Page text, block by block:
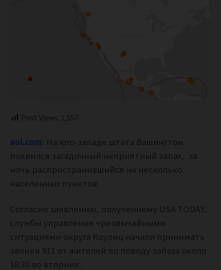
Post Views: 1,557
aol.com: На юго-западе штата Вашингтон
появился загадочный неприятный запах, за
ночь распространившийся на несколько
населенных пунктов.
Согласно заявлению, полученному USA TODAY,
службы управления чрезвычайными
ситуациями округа Коулиц начали принимать
звонки 911 от жителей по поводу запаха около
18:30 во вторник.